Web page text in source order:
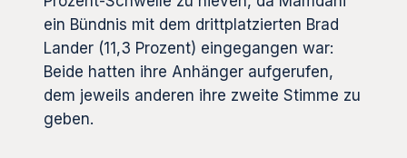
ein Bündnis mit dem drittplatzierten Brad
Lander (11,3 Prozent) eingegangen war:
Beide hatten ihre Anhänger aufgerufen,
dem jeweils anderen ihre zweite Stimme zu
geben.